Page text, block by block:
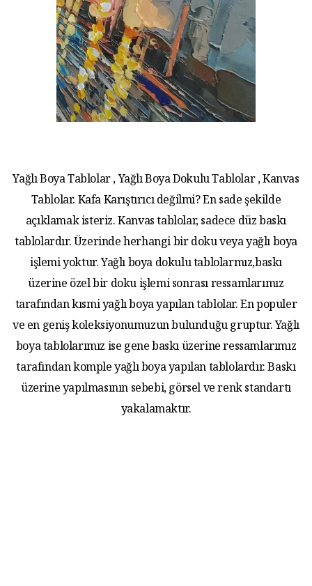
Yağlı Boya Tablolar , Yağlı Boya Dokulu Tablolar , Kanvas
Tablolar. Kafa Karıştırıcı değilmi? En sade şekilde
açıklamak isteriz. Kanvas tablolar, sadece düz baskı
tablolardır. Üzerinde herhangi bir doku veya yağlı boya
işlemi yoktur. Yağlı boya dokulu tablolarmız,baskı
üzerine özel bir doku işlemi sonrası ressamlarımız
tarafından kısmi yağlı boya yapılan tablolar. En populer
ve en geniş koleksiyonumuzun bulunduğu gruptur. Yağlı
boya tablolarımız ise gene baskı üzerine ressamlarımız
tarafından komple yağlı boya yapılan tablolardır. Baskı
üzerine yapılmasının sebebi, görsel ve renk standartı
yakalamaktır.